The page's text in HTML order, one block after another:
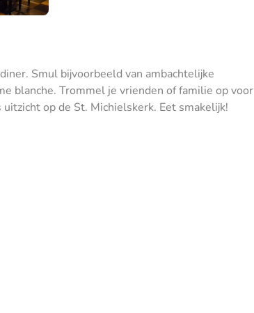
Smul bijvoorbeeld van ambachtelijke
blanche. Trommel je vrienden of familie op voor
op de St. Michielskerk. Eet smakelijk!